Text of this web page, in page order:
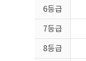
상
6등급
7등급
8등급